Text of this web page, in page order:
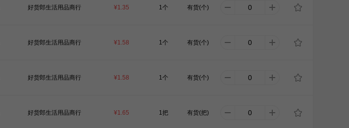
好货郎生活用品商行 ¥1.35 1个 有货(个)
好货郎生活用品商行 ¥1.58 1个 有货(个)
好货郎生活用品商行 ¥1.58 1个 有货(个)
好货郎生活用品商行 ¥1.65 1把 有货(把)